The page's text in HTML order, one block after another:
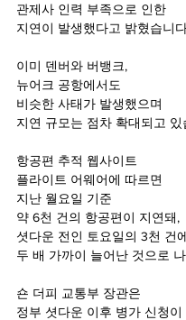
관제사 인력 부족으로 인한
지연이 발생했다고 밝혔습니
이미 덴버와 버뱅크,
뉴어크 공항에서도
비슷한 사태가 발생했으며
지연 규모는 점차 확대되고 있
항공편 추적 웹사이트
플라이트 어웨어에 따르면
지난 월요일 기준
약 6천 건의 항공편이 지연돼,
셧다운 전인 토요일의 3천 건
두 배 가까이 늘어난 것으로
숀 더피 교통부 장관은
정부 셧다운 이후 병가 신청이